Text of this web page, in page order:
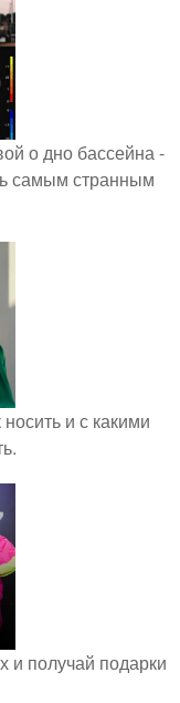
о дно бассейна -
самым странным
и с какими
и получай подарки